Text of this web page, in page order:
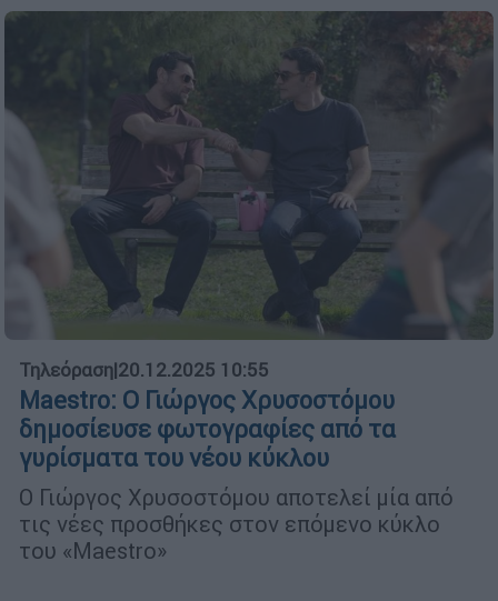
Τηλεόραση|20.12.2025 10:55
Maestro: Ο Γιώργος Χρυσοστόμου
δημοσίευσε φωτογραφίες από τα
γυρίσματα του νέου κύκλου
Ο Γιώργος Χρυσοστόμου αποτελεί μία από
τις νέες προσθήκες στον επόμενο κύκλο
του «Maestro»